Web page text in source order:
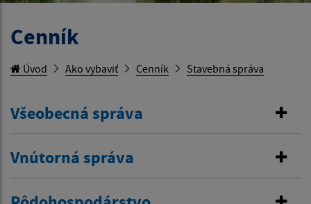
Cenník
Úvod Ako vybaviť Cenník Stavebná správa
Všeobecná správa
Vnútorná správa